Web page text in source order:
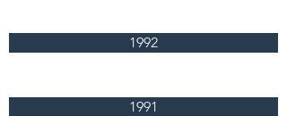
1992
1991